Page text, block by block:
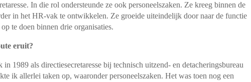
In die rol ondersteunde ze ook personeelszaken. Ze kreeg binnen de
in het HR-vak te ontwikkelen. Ze groeide uiteindelijk door naar de functie
te doen binnen drie organisaties.
eruit?
1989 als directiesecretaresse bij technisch uitzend- en detacheringsbureau
ik allerlei taken op, waaronder personeelszaken. Het was toen nog een